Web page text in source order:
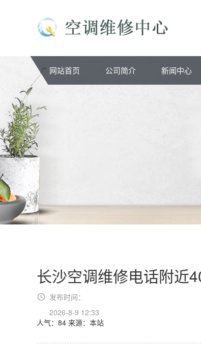
网站首页 公司简介 新闻中心
长沙空调维修电话附近
发布时间：
2026-8-9 12:33
人气：84 来源：本站